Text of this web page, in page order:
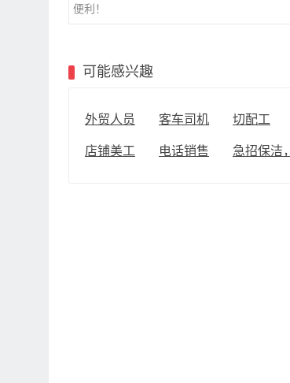
便利！
可能感兴趣
外贸人员 客车司机 切配工
店铺美工 电话销售 急招保洁